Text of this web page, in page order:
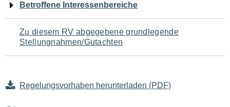
Betroffene Interessenbereiche
Zu diesem RV abgegebene grundlegende
Stellungnahmen/Gutachten
Regelungsvorhaben herunterladen (PDF)